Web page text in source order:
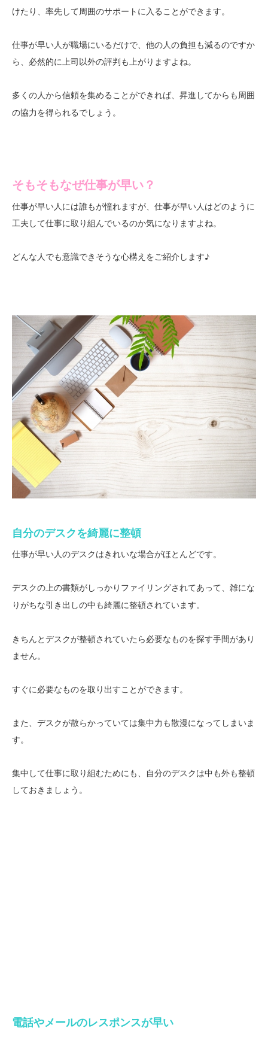
けたり、率先して周囲のサポートに入ることができます。
仕事が早い人が職場にいるだけで、他の人の負担も減るのですか
ら、必然的に上司以外の評判も上がりますよね。
多くの人から信頼を集めることができれば、
昇進してからも周囲
の協力を得られる でしょう。
そもそもなぜ仕事が早い？
仕事が早い人には誰もが憧れますが、仕事が早い人はどのように
工夫して仕事に取り組んでいるのか気になりますよね。
どんな人でも意識できそうな心構えをご紹介します♪
自分のデスクを綺麗に整頓
仕事が早い人のデスクはきれいな場合がほとんどです。
デスクの上の書類がしっかりファイリングされてあって、雑にな
りがちな引き出しの中も綺麗に整頓されています。
きちんとデスクが整頓されていたら必要なものを探す手間があり
ません。
すぐに必要なものを取り出すことができます。
また、デスクが散らかっていては集中力も散漫になってしまいま
す。
集中して仕事に取り組むためにも、自分のデスクは中も外も整頓
しておきましょう。
電話やメールのレスポンスが早い